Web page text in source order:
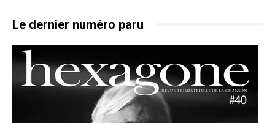
Le dernier numéro paru